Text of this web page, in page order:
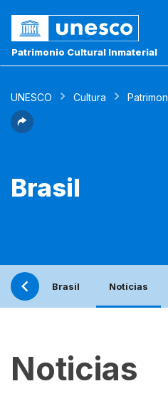
Patrimonio Cultural Inmaterial
UNESCO Cultura
Brasil
Brasil Noticias
Noticias